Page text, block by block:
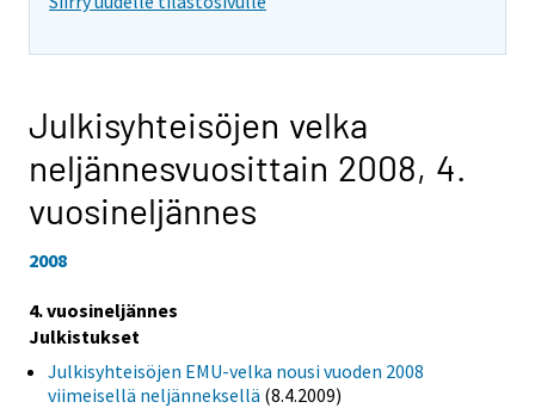
Julkisyhteisöjen velka
neljännesvuosittain 2008, 4.
vuosineljännes
2008
4. vuosineljännes
Julkistukset
Julkisyhteisöjen EMU-velka nousi vuoden 2008
viimeisellä neljänneksellä (8.4.2009)